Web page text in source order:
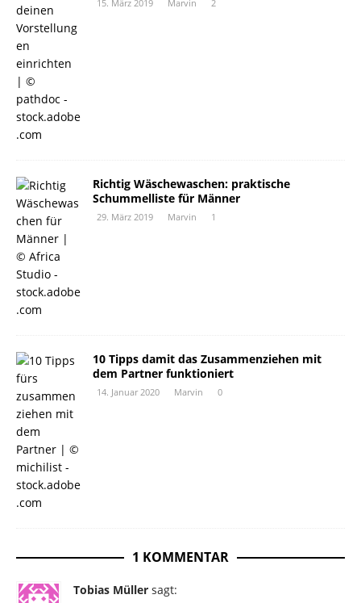
15. März 2019 Marvin 2
Richtig Wäschewaschen: praktische
Schummelliste für Männer
29. März 2019 Marvin 1
10 Tipps damit das Zusammenziehen mit
dem Partner funktioniert
14. Januar 2020 Marvin 0
1 KOMMENTAR
Tobias Müller sagt: